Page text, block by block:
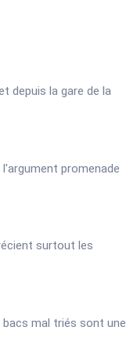
depuis la gare de la
promenade
surtout les
mal triés sont une